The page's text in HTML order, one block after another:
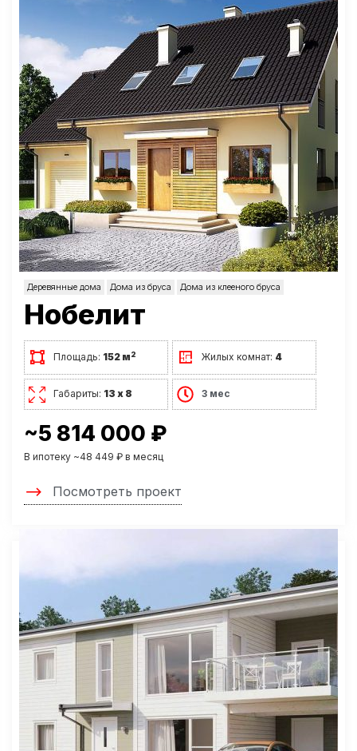
Деревянные дома Дома из бруса Дома из клееного бруса
Нобелит
Площадь: 152 м2 Жилых комнат: 4
Габариты: 13 х 8 3 мес
~5 814 000 ₽
В ипотеку ~48 449 ₽ в месяц
Посмотреть проект